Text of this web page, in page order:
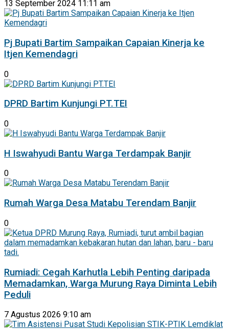
13 September 2024 11:11 am
Pj Bupati Bartim Sampaikan Capaian Kinerja ke
Itjen Kemendagri
0
DPRD Bartim Kunjungi PT.TEI
0
H Iswahyudi Bantu Warga Terdampak Banjir
0
Rumah Warga Desa Matabu Terendam Banjir
0
Rumiadi: Cegah Karhutla Lebih Penting daripada
Memadamkan, Warga Murung Raya Diminta Lebih
Peduli
7 Agustus 2026 9:10 am